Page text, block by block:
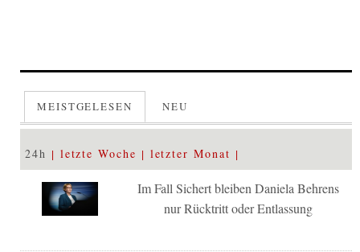
MEISTGELESEN NEU
24h letzte Woche letzter Monat
Im Fall Sichert bleiben Daniela Behrens
nur Rücktritt oder Entlassung